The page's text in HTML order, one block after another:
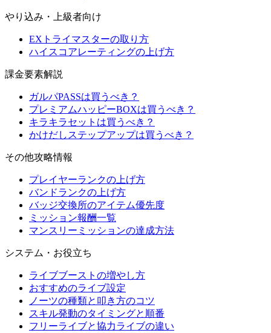
やり込み・上級者向け
EXトライマスターの取り方
ハイスコアレーティングの上げ方
課金要素解説
ガルパPASSは買うべき？
プレミアムハッピーBOXは買うべき？
キラキラセットは買うべき？
かけだしステップアップは買うべき？
その他攻略情報
プレイヤーランクの上げ方
バンドランクの上げ方
バッジ交換所のアイテム優先度
ミッション報酬一覧
マンスリーミッションの達成方法
システム・お役立ち
ライブブーストの増やし方
おすすめのライブ設定
ノーツの種類と叩き方のコツ
スキル発動のタイミングと順番
フリーライブと協力ライブの違い